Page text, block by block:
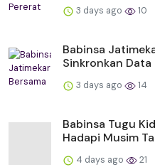
3 days ago 10
Babinsa
Sinkronkan Data
3 days ago 14
Babinsa Tugu
Hadapi Musim
4 days ago 21